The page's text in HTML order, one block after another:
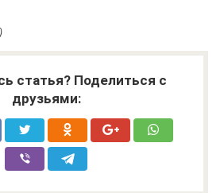
)
статья? Поделиться с
друзьями: